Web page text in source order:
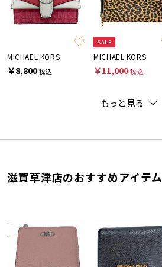
MICHAEL KORS
￥8,800税込
SALE
MICHAEL KORS
￥11,000税込
もっと見る
滋賀草津店のおすすめアイテム